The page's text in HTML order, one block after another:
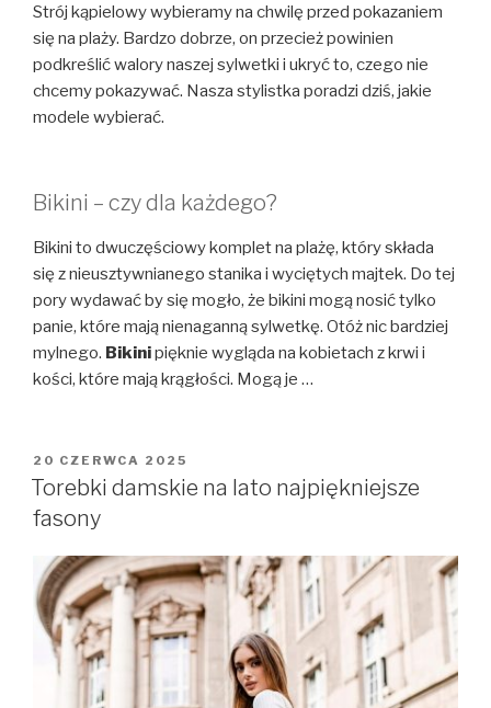
Strój kąpielowy wybieramy na chwilę przed pokazaniem
się na plaży. Bardzo dobrze, on przecież powinien
podkreślić walory naszej sylwetki i ukryć to, czego nie
chcemy pokazywać. Nasza stylistka poradzi dziś, jakie
modele wybierać.
Bikini – czy dla każdego?
Bikini to dwuczęściowy komplet na plażę, który składa
się z nieusztywnianego stanika i wyciętych majtek. Do tej
pory wydawać by się mogło, że bikini mogą nosić tylko
panie, które mają nienaganną sylwetkę. Otóż nic bardziej
mylnego. Bikinipięknie wygląda na kobietach z krwi i
kości, które mają krągłości. Mogą je …
OPUBLIKOWANE
W
20 CZERWCA 2025
Torebki damskie na lato najpiękniejsze
fasony